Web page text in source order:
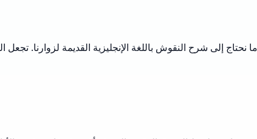
شرح النقوش باللغة الإنجليزية القديمة لزوارنا. تجعل